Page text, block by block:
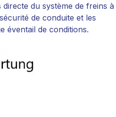
du système de freins à
de conduite et les
éventail de conditions.